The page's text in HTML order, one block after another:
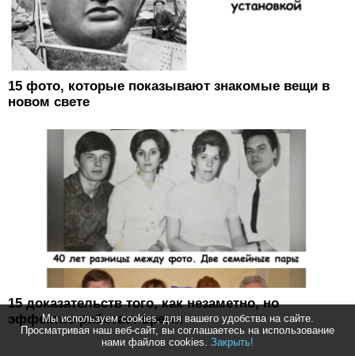
Мы используем cookies, для вашего удобства на сайте.
Просматривая наш веб-сайт, вы соглашаетесь на использование
нами файлов cookies. Закрыть!
15 фото, которые показывают знакомые вещи в
новом свете
15 доказательств того, как незаметно, но
эффектно работает время